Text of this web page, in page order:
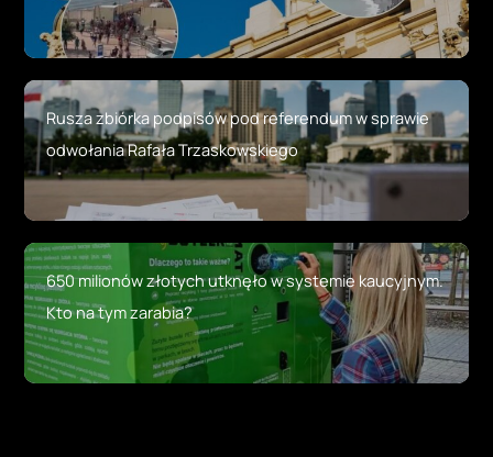
Rusza zbiórka podpisów pod referendum w sprawie
odwołania Rafała Trzaskowskiego
650 milionów złotych utknęło w systemie kaucyjnym.
Kto na tym zarabia?